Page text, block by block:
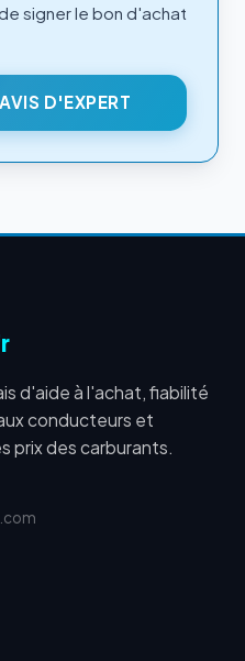
signer le bon d'achat
D'EXPERT
d'aide à l'achat, fiabilité
conducteurs et
prix des carburants.